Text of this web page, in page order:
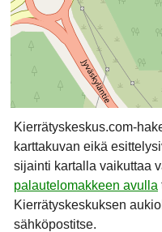
Kierrätyskeskus.com-
karttakuvan eikä
sijainti kartalla vaikuttaa
palautelomakkeen avulla
Kierrätyskeskuksen
sähköpostitse.